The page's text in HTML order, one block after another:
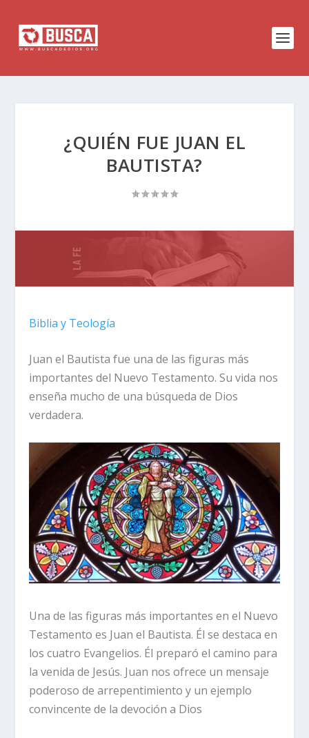
¿QUIÉN FUE JUAN EL
BAUTISTA?
Biblia y Teología
Juan el Bautista fue una de las figuras más
importantes del Nuevo Testamento. Su vida nos
enseña mucho de una búsqueda de Dios
verdadera.
Una de las figuras más importantes en el Nuevo
Testamento es Juan el Bautista. Él se destaca en
los cuatro Evangelios. Él preparó el camino para
la venida de Jesús. Juan nos ofrece un mensaje
poderoso de arrepentimiento y un ejemplo
convincente de la devoción a Dios